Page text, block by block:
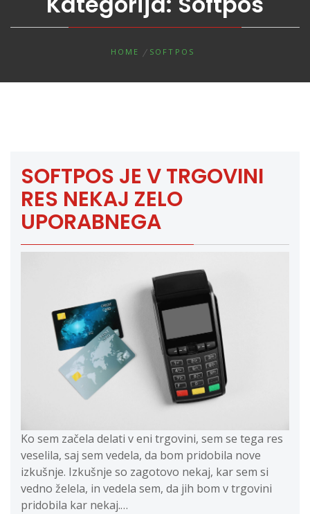
HOME SOFTPOS
SOFTPOS JE V TRGOVINI
RES NEKAJ ZELO
UPORABNEGA
Ko sem začela delati v eni trgovini, sem se tega res
veselila, saj sem vedela, da bom pridobila nove
izkušnje. Izkušnje so zagotovo nekaj, kar sem si
vedno želela, in vedela sem, da jih bom v trgovini
pridobila kar nekaj.…